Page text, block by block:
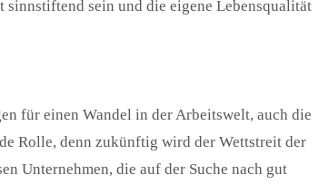
sein und die eigene Lebensqualität
für einen Wandel in der Arbeitswelt, auch die
Rolle, denn zukünftig wird der Wettstreit der
Unternehmen, die auf der Suche nach gut